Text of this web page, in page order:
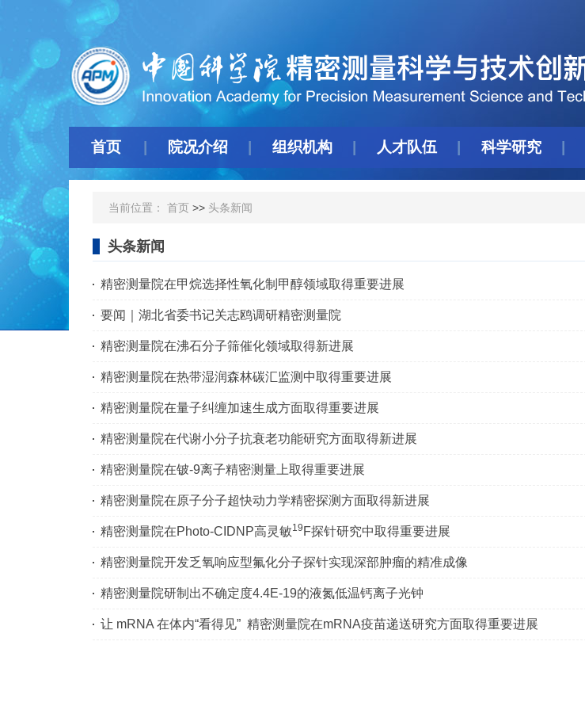
首页 院况介绍 组织机构 人才队伍 科学研究
当前位置： 首页 >> 头条新闻
头条新闻
精密测量院在甲烷选择性氧化制甲醇领域取得重要进展
要闻｜湖北省委书记关志鸥调研精密测量院
精密测量院在沸石分子筛催化领域取得新进展
精密测量院在热带湿润森林碳汇监测中取得重要进展
精密测量院在量子纠缠加速生成方面取得重要进展
精密测量院在代谢小分子抗衰老功能研究方面取得新进展
精密测量院在铍-9离子精密测量上取得重要进展
精密测量院在原子分子超快动力学精密探测方面取得新进展
精密测量院在Photo-CIDNP高灵敏19 F探针研究中取得重要进展
精密测量院开发乏氧响应型氟化分子探针实现深部肿瘤的精准成像
精密测量院研制出不确定度4.4E-19的液氮低温钙离子光钟
让 mRNA 在体内“看得见” 精密测量院在mRNA疫苗递送研究方面取得重要进展